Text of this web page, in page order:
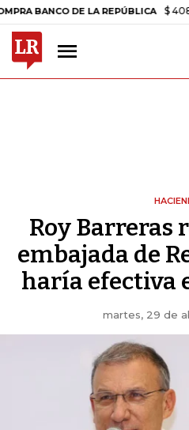
DE LA REPÚBLICA $ 408.498,97
Roy Barreras
embajada de
haría efectiva
martes, 29 de